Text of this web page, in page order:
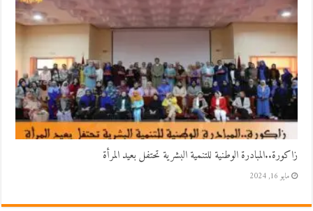
زاكورة..المبادرة الوطنية للتنمية البشرية تحتفل بعيد المرأة
مايو 16, 2024